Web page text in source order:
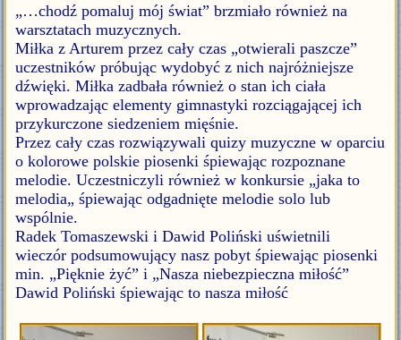
„…chodź pomaluj mój świat” brzmiało również na
warsztatach muzycznych.
Miłka z Arturem przez cały czas „otwierali paszcze”
uczestników próbując wydobyć z nich najróżniejsze
dźwięki. Miłka zadbała również o stan ich ciała
wprowadzając elementy gimnastyki rozciągającej ich
przykurczone siedzeniem mięśnie.
Przez cały czas rozwiązywali quizy muzyczne w oparciu
o kolorowe polskie piosenki śpiewając rozpoznane
melodie. Uczestniczyli również w konkursie „jaka to
melodia„ śpiewając odgadnięte melodie solo lub
wspólnie.
Radek Tomaszewski i Dawid Poliński uświetnili
wieczór podsumowujący nasz pobyt śpiewając piosenki
min. „Pięknie żyć” i „Nasza niebezpieczna miłość”
Dawid Poliński śpiewając to nasza miłość